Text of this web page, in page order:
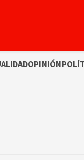
OPINIÓN